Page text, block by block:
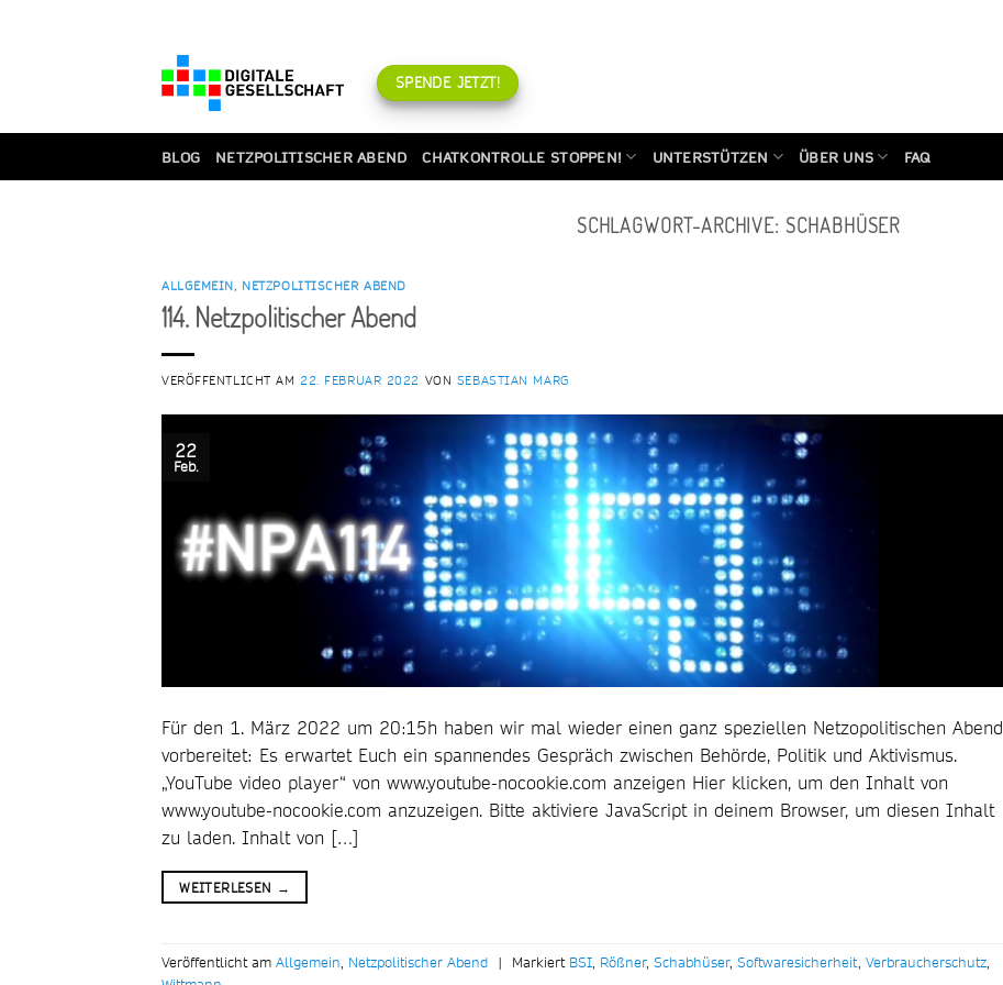
SPENDE JETZT!
BLOG NETZPOLITISCHER ABEND CHATKONTROLLE STOPPEN! UNTERSTÜTZEN ÜBER UNS FAQ
SCHLAGWORT-ARCHIVE: SCHABHÜSER
ALLGEMEIN, NETZPOLITISCHER ABEND
114. Netzpolitischer Abend
VERÖFFENTLICHT AM 22. FEBRUAR 2022 VON SEBASTIAN MARG
22
Feb.
Für den 1. März 2022 um 20:15h haben wir mal wieder einen ganz speziellen Netzopolitischen Abend
vorbereitet: Es erwartet Euch ein spannendes Gespräch zwischen Behörde, Politik und Aktivismus.
„YouTube video player“ von www.youtube-nocookie.com anzeigen Hier klicken, um den Inhalt von
www.youtube-nocookie.com anzuzeigen. Bitte aktiviere JavaScript in deinem Browser, um diesen Inhalt
zu laden. Inhalt von […]
WEITERLESEN →
Veröffentlicht am Allgemein, Netzpolitischer Abend | Markiert BSI, Rößner, Schabhüser, Softwaresicherheit, Verbraucherschutz,